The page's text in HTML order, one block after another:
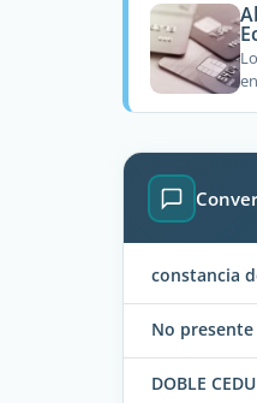
constancia
No
DOBLE